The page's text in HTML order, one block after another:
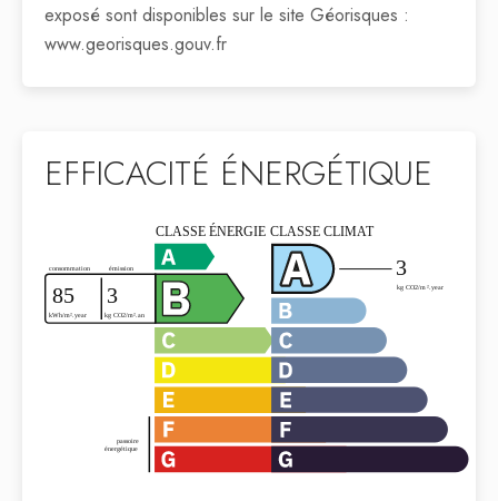
exposé sont disponibles sur le site Géorisques :
www.georisques.gouv.fr
EFFICACITÉ ÉNERGÉTIQUE